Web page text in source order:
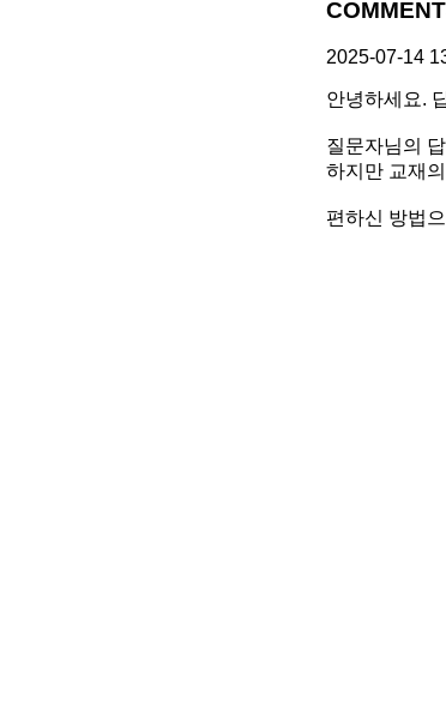
2025-07-14
안녕하세요.
질문자님의
하지만 교재
편하신 방법